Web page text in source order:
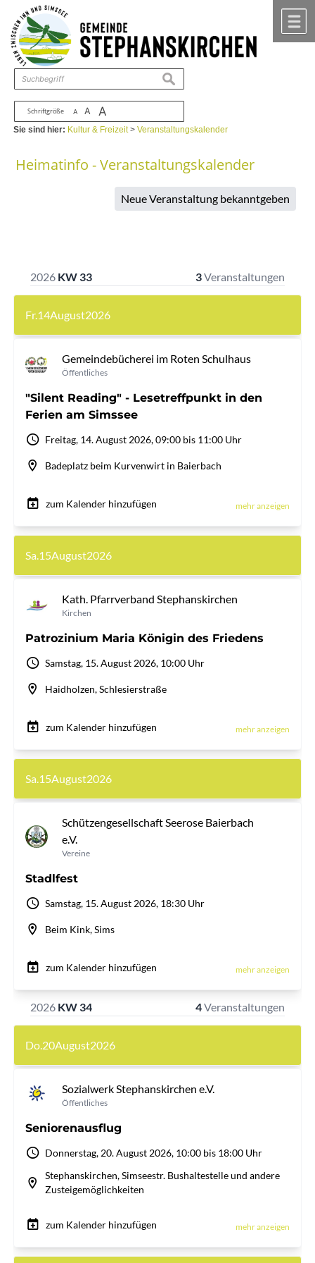
Zum Inhalt ,zur Navigation
Schriftgröße A A A
suchen
Sie sind hier: Kultur & Freizeit>Veranstaltungskalender
Heimatinfo - Veranstaltungskalender